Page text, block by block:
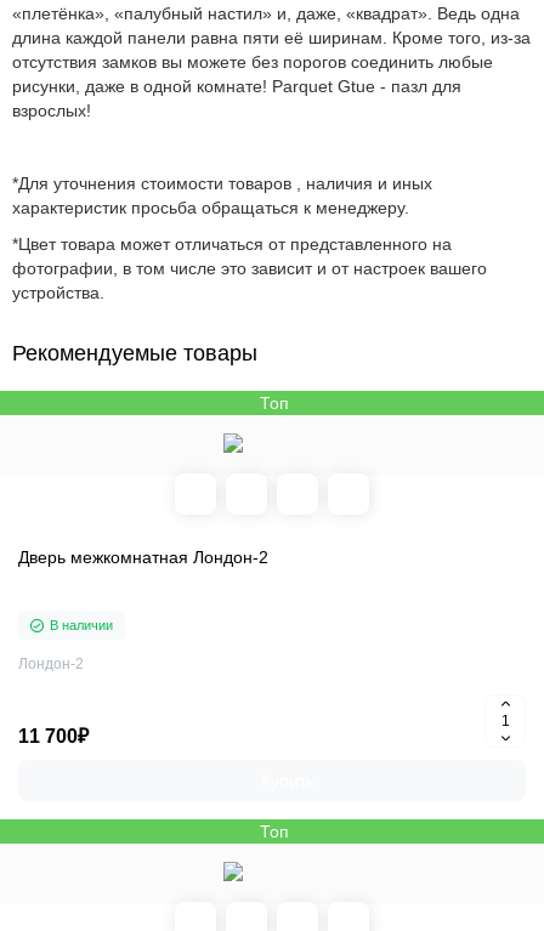
«плетёнка», «палубный настил» и, даже, «квадрат». Ведь одна
длина каждой панели равна пяти её ширинам. Кроме того, из-за
отсутствия замков вы можете без порогов соединить любые
рисунки, даже в одной комнате! Parquet Gtue - пазл для
взрослых!
*Для уточнения стоимости товаров , наличия и иных
характеристик просьба обращаться к менеджеру.
*Цвет товара может отличаться от представленного на
фотографии, в том числе это зависит и от настроек вашего
устройства.
Рекомендуемые товары
Топ
Дверь межкомнатная Лондон-2
В наличии
Лондон-2
11 700₽
Топ